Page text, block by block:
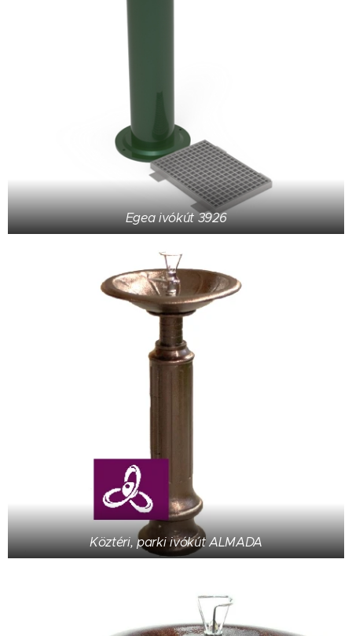
Egea ivókút 3926
Köztéri, parki ivókút ALMADA